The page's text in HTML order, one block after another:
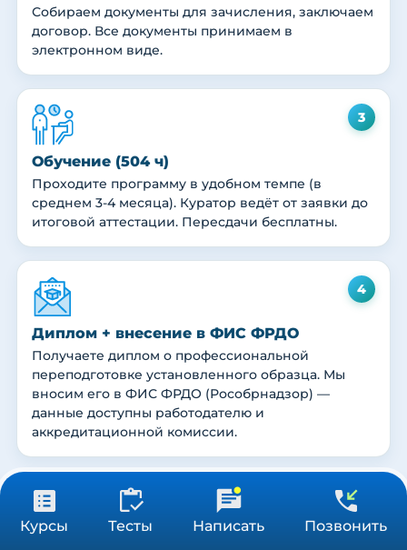
Курсы Тесты Написать Позвонить
Собираем документы для зачисления, заключаем
договор. Все документы принимаем в
электронном виде.
3
Обучение (504 ч)
Проходите программу в удобном темпе (в
среднем 3-4 месяца). Куратор ведёт от заявки до
итоговой аттестации. Пересдачи бесплатны.
4
Диплом + внесение в ФИС ФРДО
Получаете диплом о профессиональной
переподготовке установленного образца. Мы
вносим его в ФИС ФРДО (Рособрнадзор) —
данные доступны работодателю и
аккредитационной комиссии.
31 900 ₽
504 ч Получить консультацию